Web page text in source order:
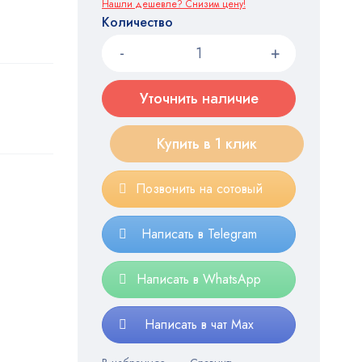
Нашли дешевле? Снизим цену!
Количество
Уточнить наличие
Купить в 1 клик
Позвонить на сотовый
Написать в Telegram
Написать в WhatsApp
Написать в чат Max